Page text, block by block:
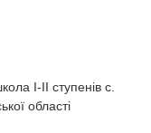
І-ІІ ступенів с.
області